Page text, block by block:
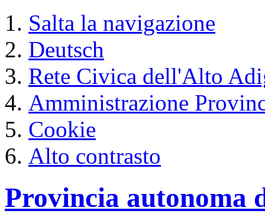
Salta la navigazione
Deutsch
Rete Civica dell'Alto
Amministrazione
Cookie
Alto contrasto
Provincia autonoma